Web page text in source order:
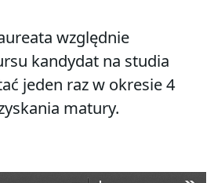
względnie
kandydat na studia
jeden raz w okresie 4
matury.